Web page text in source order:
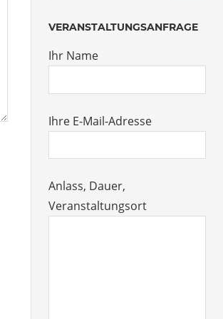
VERANSTALTUNGSANFRAGE
Ihr Name
Ihre E-Mail-Adresse
Anlass, Dauer,
Veranstaltungsort